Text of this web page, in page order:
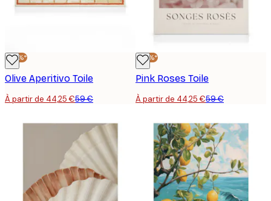
-25%*
Olive Aperitivo Toile
À partir de 44,25 €59 €
-25%*
Pink Roses Toile
À partir de 44,25 €59 €